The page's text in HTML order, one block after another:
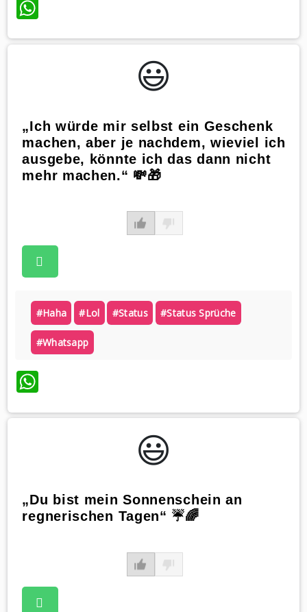
WhatsApp
😃️
„Ich würde mir selbst ein Geschenk
machen, aber je nachdem, wieviel ich
ausgebe, könnte ich das dann nicht
mehr machen.“ 💸🎁
#haha #lol #status #status Sprüche
#whatsapp
WhatsApp
😃️
„Du bist mein Sonnenschein an
regnerischen Tagen“ ☔️🌈